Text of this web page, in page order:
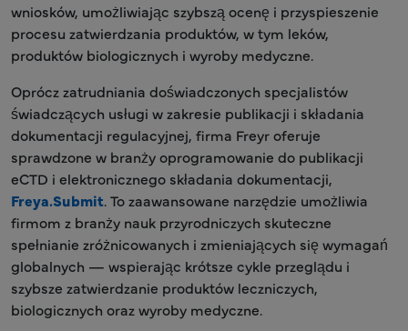
wniosków, umożliwiając szybszą ocenę i przyspieszenie
procesu zatwierdzania produktów, w tym leków,
produktów biologicznych i wyroby medyczne.
Oprócz zatrudniania doświadczonych specjalistów
świadczących usługi w zakresie publikacji i składania
dokumentacji regulacyjnej, firma Freyr oferuje
sprawdzone w branży oprogramowanie do publikacji
eCTD i elektronicznego składania dokumentacji,
Freya.Submit. To zaawansowane narzędzie umożliwia
firmom z branży nauk przyrodniczych skuteczne
spełnianie zróżnicowanych i zmieniających się wymagań
globalnych — wspierając krótsze cykle przeglądu i
szybsze zatwierdzanie produktów leczniczych,
biologicznych oraz wyroby medyczne.